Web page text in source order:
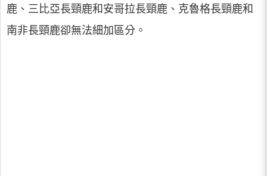
鹿、三比亞長頸鹿和安哥拉長頸鹿、克魯格長頸鹿和
南非長頸鹿卻無法細加區分。